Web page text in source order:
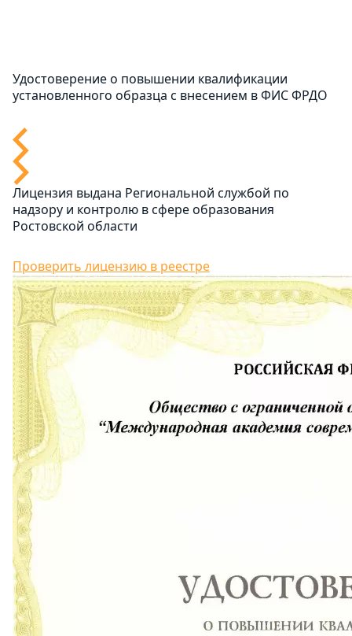
Удостоверение о повышении квалификации
установленного образца с внесением в ФИС ФРДО
Лицензия выдана Региональной службой по
надзору и контролю в сфере образования
Ростовской области
Проверить лицензию в реестре